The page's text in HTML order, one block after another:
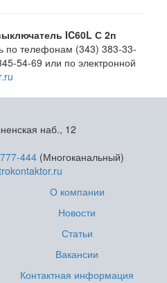
IC60L С 2п
по телефонам (343) 383-33-
54-69 или по электронной
наб., 12
444(Многоканальный)
О компании
Новости
Статьи
Вакансии
Контактная информация